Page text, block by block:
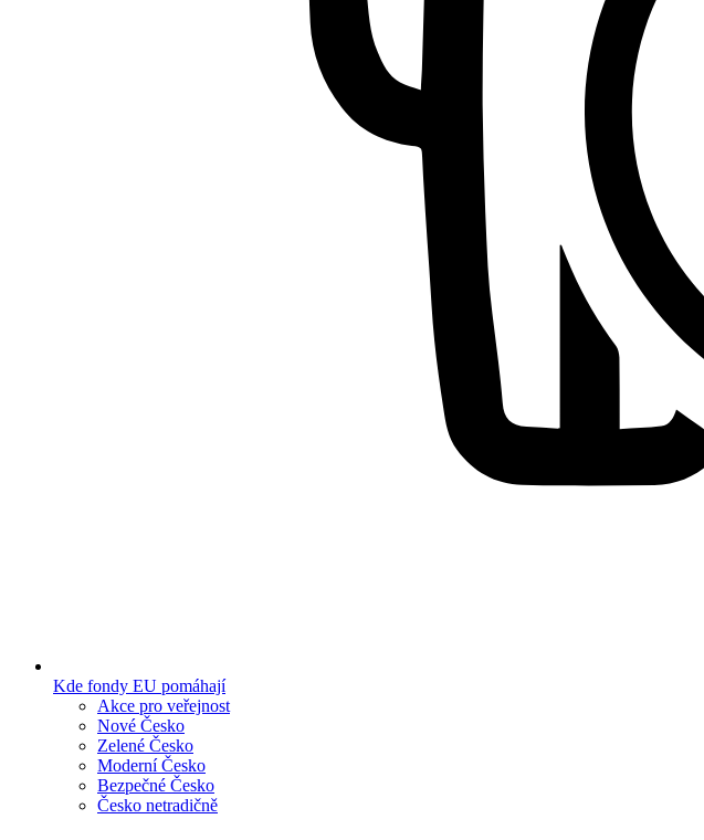
Kde fondy EU pomáhají
Akce pro veřejnost
Nové Česko
Zelené Česko
Moderní Česko
Bezpečné Česko
Česko netradičně